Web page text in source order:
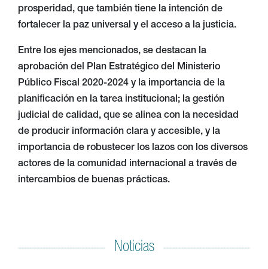
prosperidad, que también tiene la intención de
fortalecer la paz universal y el acceso a la justicia.
Entre los ejes mencionados, se destacan la
aprobación del Plan Estratégico del Ministerio
Público Fiscal 2020-2024 y la importancia de la
planificación en la tarea institucional; la gestión
judicial de calidad, que se alinea con la necesidad
de producir información clara y accesible, y la
importancia de robustecer los lazos con los diversos
actores de la comunidad internacional a través de
intercambios de buenas prácticas.
Noticias